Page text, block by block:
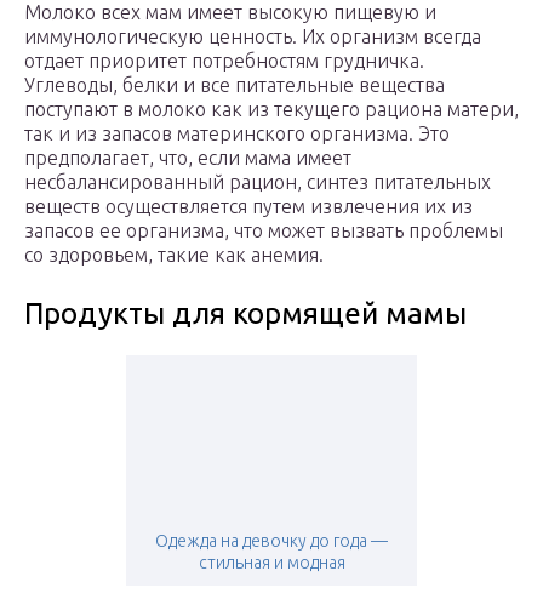
Молоко всех мам имеет высокую пищевую и
иммунологическую ценность. Их организм всегда
отдает приоритет потребностям грудничка.
Углеводы, белки и все питательные вещества
поступают в молоко как из текущего рациона матери,
так и из запасов материнского организма. Это
предполагает, что, если мама имеет
несбалансированный рацион, синтез питательных
веществ осуществляется путем извлечения их из
запасов ее организма, что может вызвать проблемы
со здоровьем, такие как анемия.
Продукты для кормящей мамы
Одежда на девочку до года —
стильная и модная